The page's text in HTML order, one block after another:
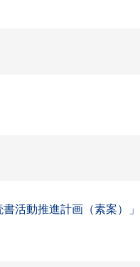
活動推進計画（素案）